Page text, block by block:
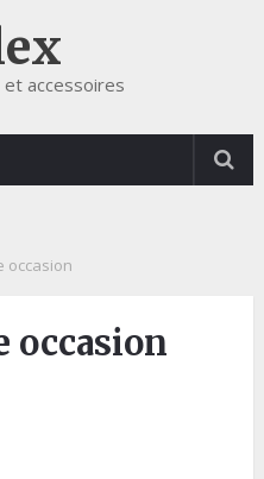
et accessoires
occasion
occasion